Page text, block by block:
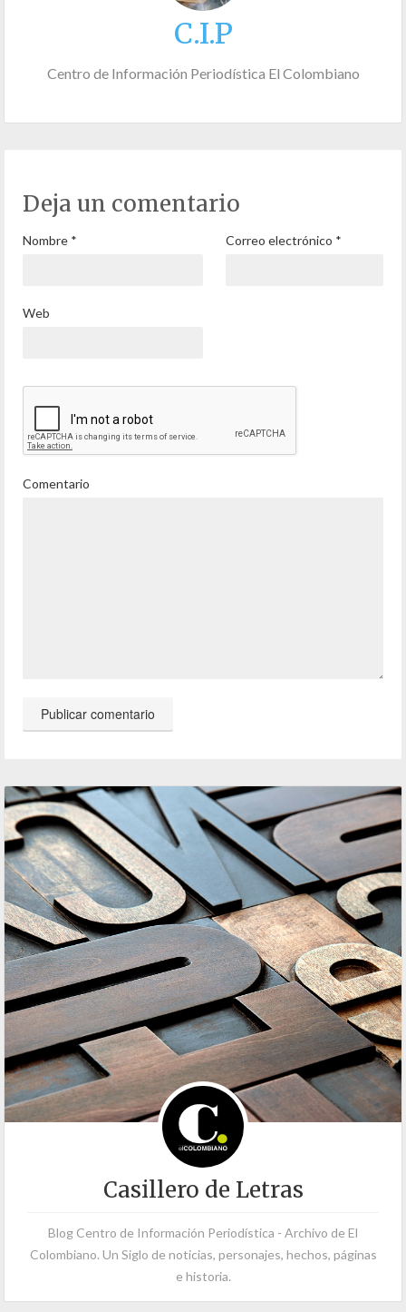
C.I.P
Centro de Información Periodística El Colombiano
Deja un comentario
Nombre * Correo electrónico *
Web
Comentario
Casillero de Letras
Blog Centro de Información Periodística - Archivo de El
Colombiano. Un Siglo de noticias, personajes, hechos, páginas
e historia.